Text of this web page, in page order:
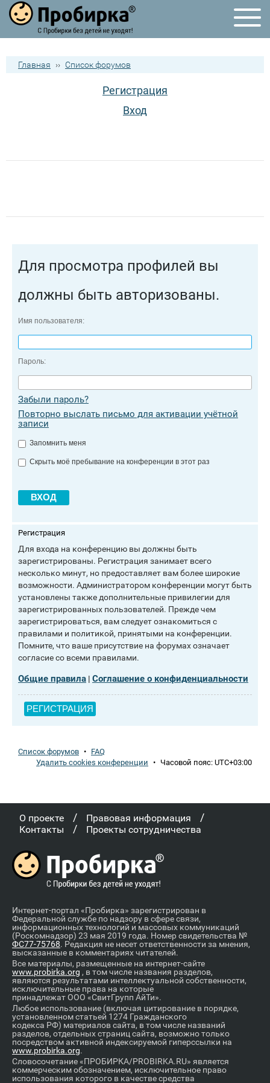
Главная ›› Список форумов
Регистрация
Вход
Для просмотра профилей вы
должны быть авторизованы.
Имя пользователя:
Пароль:
Забыли пароль?
Повторно выслать письмо для активации учётной
записи
Запомнить меня
Скрыть моё пребывание на конференции в этот раз
Регистрация
Для входа на конференцию вы должны быть
зарегистрированы. Регистрация занимает всего
несколько минут, но предоставляет вам более широкие
возможности. Администратором конференции могут быть
установлены также дополнительные привилегии для
зарегистрированных пользователей. Прежде чем
зарегистрироваться, вам следует ознакомиться с
правилами и политикой, принятыми на конференции.
Помните, что ваше присутствие на форумах означает
согласие со всеми правилами.
Общие правила | Соглашение о конфиденциальности
РЕГИСТРАЦИЯ
Список форумов • FAQ
Удалить cookies конференции • Часовой пояс: UTC+03:00
О проекте / Правовая информация /
Контакты / Проекты сотрудничества
Интернет-портал «Пробирка» зарегистрирован в
Федеральной службе по надзору в сфере связи,
информационных технологий и массовых коммуникаций
(Роскомнадзор) 23 мая 2019 года. Номер свидетельства №
ФС77-75768. Редакция не несет ответственности за мнения,
высказанные в комментариях читателей.
Все материалы, размещенные на интернет-сайте
www.probirka.org , в том числе названия разделов,
являются результатами интеллектуальной собственности,
исключительные права на которые
принадлежат ООО «СвитГрупп АйТи».
Любое использование (включая цитирование в порядке,
установленном статьей 1274 Гражданского
кодекса РФ) материалов сайта, в том числе названий
разделов, отдельных страниц сайта, возможно только
посредством активной индексируемой гиперссылки на
www.probirka.org.
Словосочетание «ПРОБИРКА/PROBIRKA.RU» является
коммерческим обозначением, исключительное право
использования которого в качестве средства